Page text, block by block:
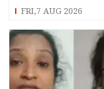
FRI,7 AUG 2026